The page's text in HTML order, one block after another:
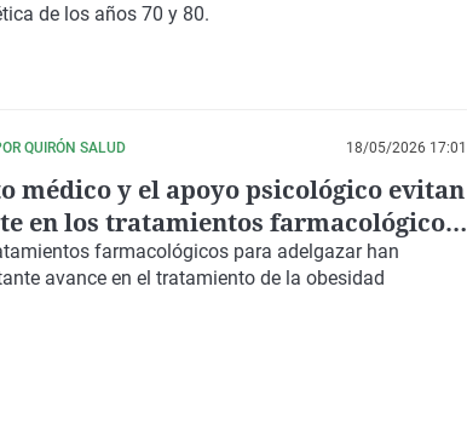
de los años 70 y 80.
QUIRÓN SALUD 18/05/2026 17:01
médico y el apoyo psicológico evitan
en los tratamientos farmacológicos
farmacológicos para adelgazar han
avance en el tratamiento de la obesidad